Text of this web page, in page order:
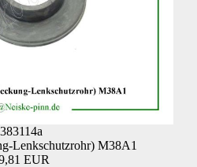
383114a
Lenkschutzrohr) M38A1
EUR